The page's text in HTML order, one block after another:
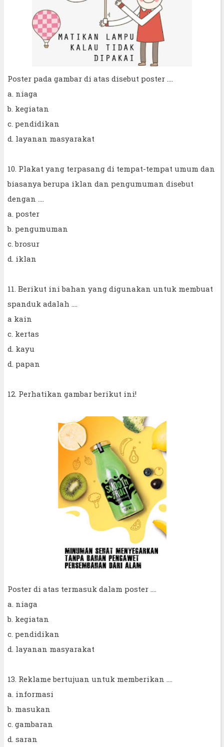
Poster pada gambar di atas disebut poster ....
a. niaga
b. kegiatan
c. pendidikan
d. layanan masyarakat
10. Plakat yang terpasang di tempat-tempat umum dan
biasanya berupa iklan dan pengumuman disebut
dengan ....
a. poster
b. pengumuman
c. brosur
d. iklan
11. Berikut ini bahan yang digunakan untuk membuat
spanduk adalah ....
a kain
c. kertas
d. kayu
d. papan
12. Perhatikan gambar berikut ini!
Poster di atas termasuk dalam poster ....
a. niaga
b. kegiatan
c. pendidikan
d. layanan masyarakat
13. Reklame bertujuan untuk memberikan ....
a. informasi
b. masukan
c. gambaran
d. saran